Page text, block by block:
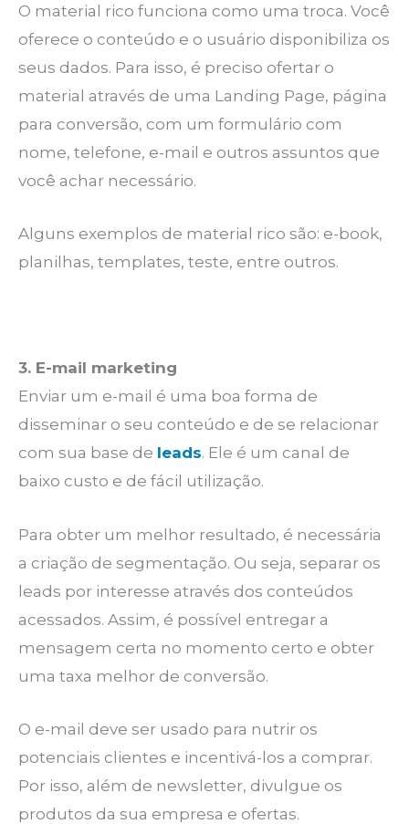
O material rico funciona como uma troca. Você
oferece o conteúdo e o usuário disponibiliza os
seus dados. Para isso, é preciso ofertar o
material através de uma Landing Page, página
para conversão, com um formulário com
nome, telefone, e-mail e outros assuntos que
você achar necessário.
Alguns exemplos de material rico são: e-book,
planilhas, templates, teste, entre outros.
3. E-mail marketing
Enviar um e-mail é uma boa forma de
disseminar o seu conteúdo e de se relacionar
com sua base de leads. Ele é um canal de
baixo custo e de fácil utilização.
Para obter um melhor resultado, é necessária
a criação de segmentação. Ou seja, separar os
leads por interesse através dos conteúdos
acessados. Assim, é possível entregar a
mensagem certa no momento certo e obter
uma taxa melhor de conversão.
O e-mail deve ser usado para nutrir os
potenciais clientes e incentivá-los a comprar.
Por isso, além de newsletter, divulgue os
produtos da sua empresa e ofertas.